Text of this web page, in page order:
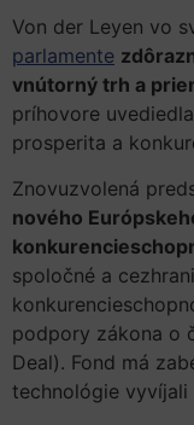
Von der Leyen vo
parlamente
vnútorný trh a
príhovore
prosperita a
Znovuzvolená
nového
spoločné a
podpory zákona o
Deal). Fond má
technológie vyvíjali